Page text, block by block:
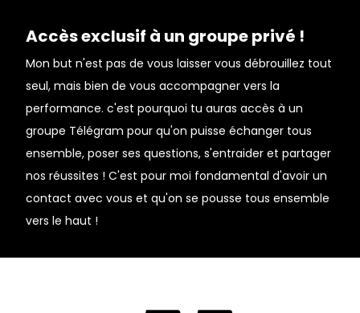
Accès exclusif à un groupe privé !
Mon but n'est pas de vous laisser vous débrouillez tout
seul, mais bien de vous accompagner vers la
performance. c'est pourquoi tu auras accès à un
groupe Télégram pour qu'on puisse échanger tous
ensemble, poser ses questions, s'entraider et partager
nos réussites ! C'est pour moi fondamental d'avoir un
contact avec vous et qu'on se pousse tous ensemble
vers le haut !